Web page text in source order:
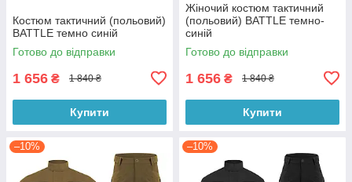
Костюм тактичний (польовий)
BATTLE темно синій
Готово до відправки
1 656 ₴ 1 840 ₴
Купити
Жіночий костюм тактичний
(польовий) BATTLE темно-
синій
Готово до відправки
1 656 ₴ 1 840 ₴
Купити
–10% –10%